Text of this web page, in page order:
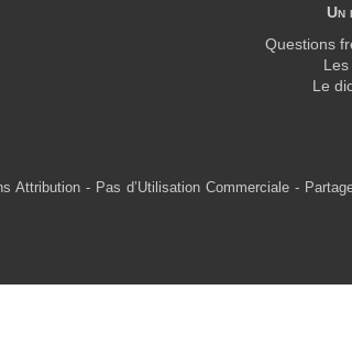
Un
Questions
Le
- Pas d’Utilisation Commerciale -